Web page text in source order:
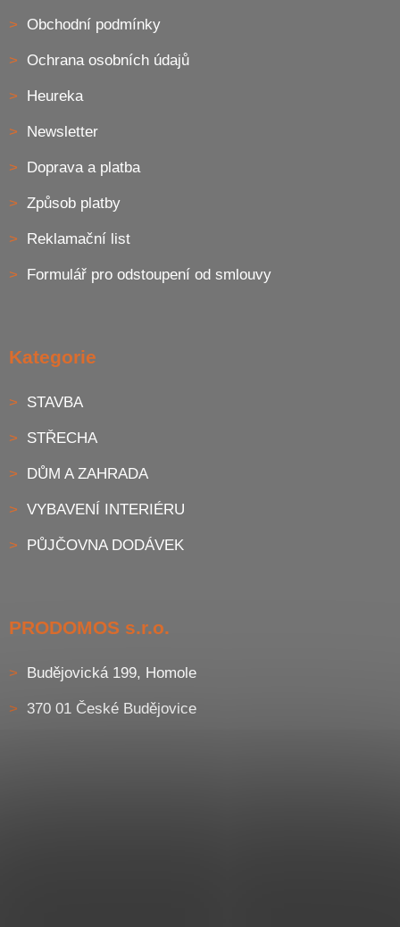
Obchodní podmínky
Ochrana osobních údajů
Heureka
Newsletter
Doprava a platba
Způsob platby
Reklamační list
Formulář pro odstoupení od smlouvy
Kategorie
STAVBA
STŘECHA
DŮM A ZAHRADA
VYBAVENÍ INTERIÉRU
PŮJČOVNA DODÁVEK
PRODOMOS s.r.o.
Budějovická 199, Homole
370 01 České Budějovice